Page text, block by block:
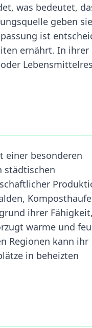
was bedeutet,
geben sie
ist
ernährt. In ihrer
einer besonderen
städtischen
ihrer
warme und
Regionen kann ihr
in beheizten